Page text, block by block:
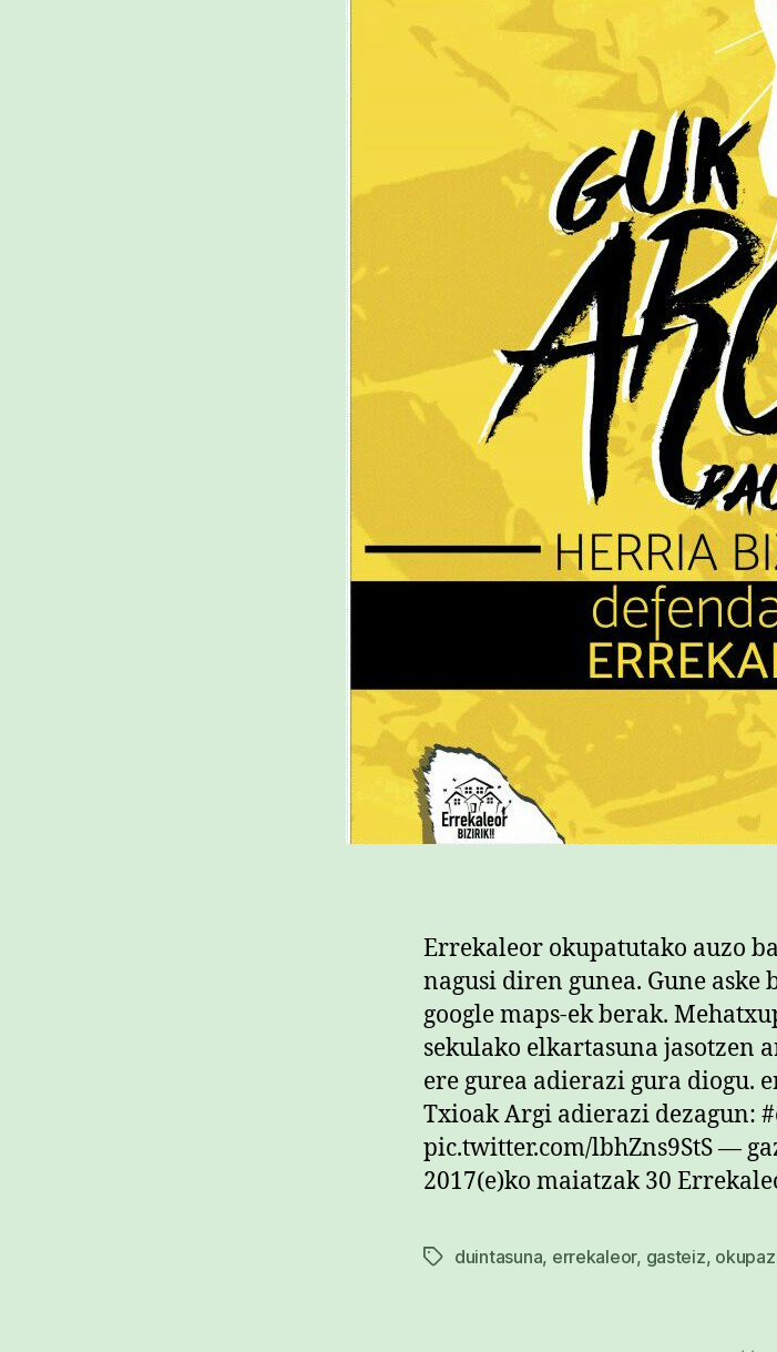
Errekaleor okupatutako auzo
nagusi diren gunea. Gune aske
google maps-ek berak.
sekulako elkartasuna jasotzen
ere gurea adierazi gura diogu.
Txioak Argi adierazi dezagun:
pic.twitter.com/lbhZns9StS —
2017(e)ko maiatzak 30
Etiketakduintasuna, errekaleor, gasteiz,